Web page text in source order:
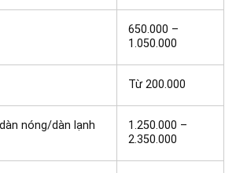
650.000 –
1.050.000
Từ 200.000
nóng/dàn lạnh
1.250.000 –
2.350.000